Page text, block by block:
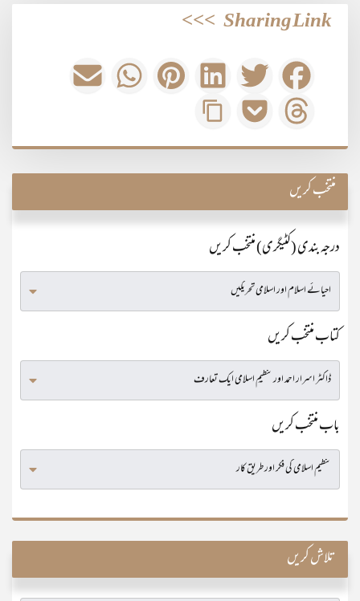
Sharing Link
>>>
منتخب کریں
درجہ بندی (کٹیگری) منتخب کریں
کتاب منتخب کریں
باب منتخب کریں
تلاش کریں